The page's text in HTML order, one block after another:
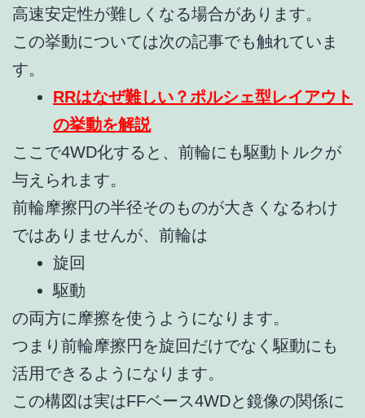
高速安定性が難しくなる場合があります。
この挙動については次の記事でも触れていま
す。
RRはなぜ難しい？ポルシェ型レイアウト
の挙動を解説
ここで4WD化すると、前輪にも駆動トルクが
与えられます。
前輪摩擦円の半径そのものが大きくなるわけ
ではありませんが、前輪は
旋回
駆動
の両方に摩擦を使うようになります。
つまり前輪摩擦円を旋回だけでなく駆動にも
活用できるようになります。
この構図は実はFFベース4WDと鏡像の関係に